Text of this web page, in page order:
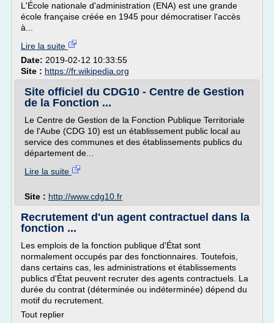
L'École nationale d'administration (ENA) est une grande
école française créée en 1945 pour démocratiser l'accès
à...
Lire la suite
Date: 2019-02-12 10:33:55
Site : https://fr.wikipedia.org
Site officiel du CDG10 - Centre de Gestion
de la Fonction ...
Le Centre de Gestion de la Fonction Publique Territoriale
de l'Aube (CDG 10) est un établissement public local au
service des communes et des établissements publics du
département de...
Lire la suite
Site : http://www.cdg10.fr
Recrutement d'un agent contractuel dans la
fonction ...
Les emplois de la fonction publique d'État sont
normalement occupés par des fonctionnaires. Toutefois,
dans certains cas, les administrations et établissements
publics d'État peuvent recruter des agents contractuels. La
durée du contrat (déterminée ou indéterminée) dépend du
motif du recrutement.
Tout replier